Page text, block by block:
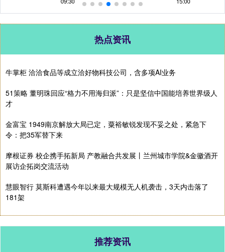
热点资讯
牛掌柜 洽洽食品等成立洽好物科技公司，含多项AI业务
51策略 董明珠回应“格力不用海归派”：只是坚信中国能培养世界级人
才
金富宝 1949南京解放大局已定，粟裕敏锐发现不妥之处，紧急下
令：把35军替下来
摩根证券 校企携手拓新局 产教融合共发展丨兰州城市学院&金徽酒开
展访企拓岗交流活动
慧眼智行 莫斯科遭遇今年以来最大规模无人机袭击，3天内击落了
181架
推荐资讯